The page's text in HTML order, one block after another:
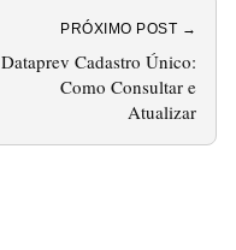
PRÓXIMO POST →
Dataprev Cadastro Único:
Como Consultar e
Atualizar